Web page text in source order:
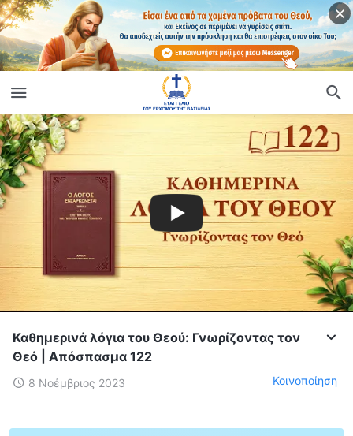
Καθημερινά λόγια του Θεού: Γνωρίζοντας τον
Θεό | Απόσπασμα 122
8 Νοέμβριος 2023 Κοινοποίηση